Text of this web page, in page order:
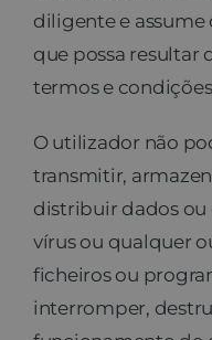
diligente e
que possa resultar
termos e
O utilizador não
transmitir,
distribuir dados
vírus ou qualquer
ficheiros ou
interromper,